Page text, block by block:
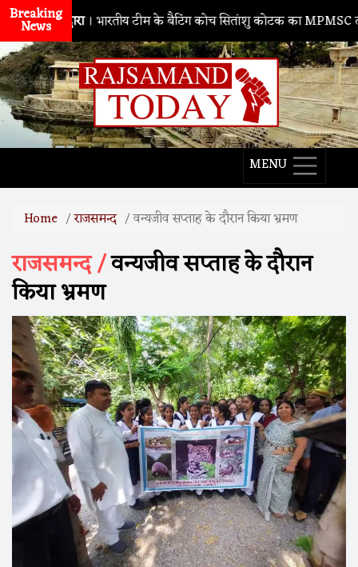
Breaking
News
नाथद्वारा। भारतीय टीम के बैटिंग कोच सितांशु कोटक का MPMSC दौरा,
MENU
Home राजसमन्द वन्यजीव सप्ताह के दौरान किया भ्रमण
राजसमन्द /वन्यजीव सप्ताह के दौरान
किया भ्रमण